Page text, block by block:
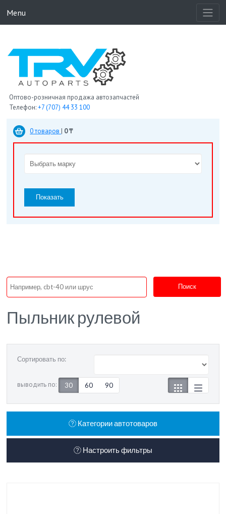
Menu
Оптово-розничная продажа автозапчастей
Телефон:+7 (707) 44 33 100
0 товаров | 0 ₸
Показать
Поиск
Пыльник рулевой
Сортировать по:
выводить по: 30 60 90
Категории автотоваров
Настроить фильтры